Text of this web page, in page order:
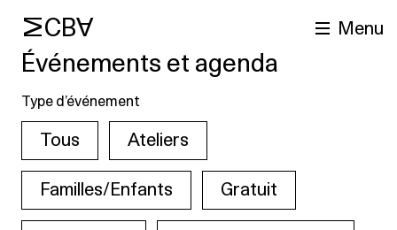
MCBA Menu
Événements et agenda
Type d’événement
Tous Ateliers
Familles/Enfants Gratuit